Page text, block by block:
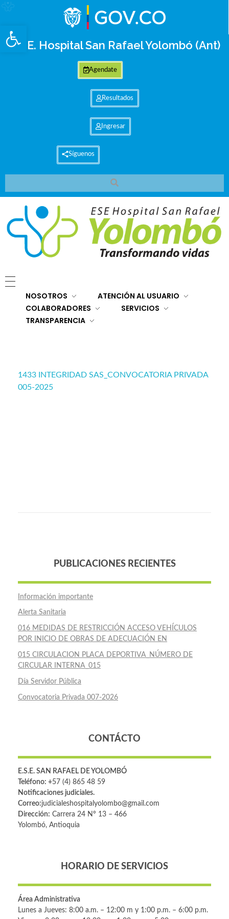
Abrir barra de herramientas
E.S.E. Hospital San Rafael Yolombó (Ant)
Agendate
Resultados
Ingresar
Síguenos
NOSOTROS
ATENCIÓN AL USUARIO
COLABORADORES
SERVICIOS
TRANSPARENCIA
1433 INTEGRIDAD SAS_CONVOCATORIA PRIVADA
005-2025
PUBLICACIONES RECIENTES
Información importante
Alerta Sanitaria
016 MEDIDAS DE RESTRICCIÓN ACCESO VEHÍCULOS
POR INICIO DE OBRAS DE ADECUACIÓN EN
015 CIRCULACION PLACA DEPORTIVA_NÚMERO DE
CIRCULAR INTERNA_015
Día Servidor Pública
Convocatoria Privada 007-2026
CONTÁCTO
E.S.E. SAN RAFAEL DE YOLOMBÓ
Teléfono: +57 (4) 865 48 59
Notificaciones judiciales.
Correo:judicialeshospitalyolombo@gmail.com
Dirección: Carrera 24 Nº 13 – 466
Yolombó, Antioquia
HORARIO DE SERVICIOS
Área Administrativa
Lunes a Jueves: 8:00 a.m. – 12:00 m y 1:00 p.m. – 6:00 p.m.